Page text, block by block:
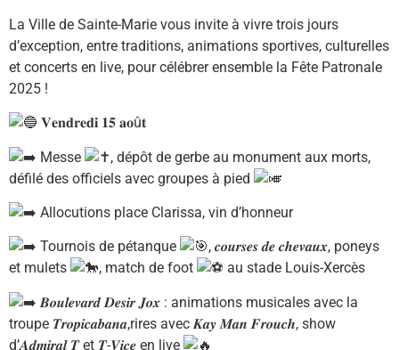
La Ville de Sainte-Marie vous invite à vivre trois jours
d’exception, entre traditions, animations sportives, culturelles
et concerts en live, pour célébrer ensemble la Fête Patronale
2025 !
𝐕𝐞𝐧𝐝𝐫𝐞𝐝𝐢 𝟏𝟓 𝐚𝐨û𝐭
Messe
, dépôt de gerbe au monument aux morts,
défilé des officiels avec groupes à pied
Allocutions place Clarissa, vin d’honneur
Tournois de pétanque
, 𝒄𝒐𝒖𝒓𝒔𝒆𝒔 𝒅𝒆 𝒄𝒉𝒆𝒗𝒂𝒖𝒙, poneys
et mulets
, match de foot au stade Louis-Xercès
𝑩𝒐𝒖𝒍𝒆𝒗𝒂𝒓𝒅 𝑫𝒆𝒔𝒊𝒓 𝑱𝒐𝒙 : animations musicales avec la
troupe 𝑻𝒓𝒐𝒑𝒊𝒄𝒂𝒃𝒂𝒏𝒂,rires avec 𝑲𝒂𝒚 𝑴𝒂𝒏 𝑭𝒓𝒐𝒖𝒄𝒉, show
d’𝑨𝒅𝒎𝒊𝒓𝒂𝒍 𝑻 et 𝑻-𝑽𝒊𝒄𝒆 en live